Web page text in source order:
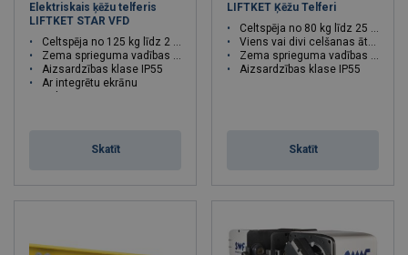
Elektriskais ķēžu telferis
LIFTKET STAR VFD
Celtspēja no 125 kg līdz 2 000 kg
Zema sprieguma vadības strāva
Aizsardzības klase IP55
Ar integrētu ekrānu
Skatīt
LIFTKET Ķēžu Telferi
Celtspēja no 80 kg līdz 25 000 kg
Viens vai divi celšanas ātrumi
Zema sprieguma vadības strāva
Aizsardzības klase IP55
Skatīt